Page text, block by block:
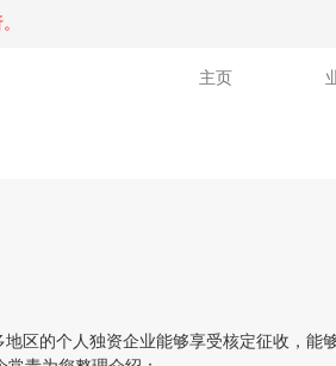
主页
的个人独资企业能够享受核定征收，能